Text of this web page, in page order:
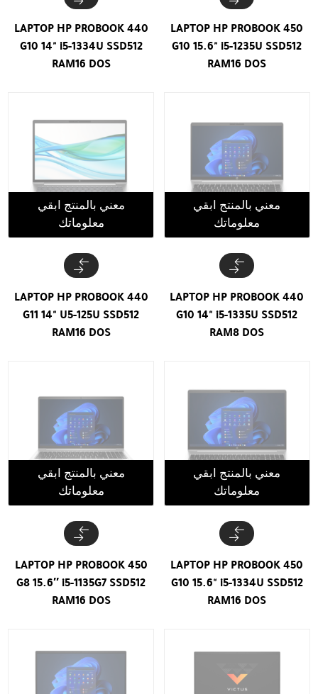
LAPTOP HP PROBOOK 450
G10 15.6" i5-1235U SSD512
RAM16 DOS
LAPTOP HP PROBOOK 440
G10 14" i5-1334U SSD512
RAM16 DOS
معني بالمنتج ابقي
معلوماتك
LAPTOP HP PROBOOK 440
G10 14" i5-1335U SSD512
RAM8 DOS
معني بالمنتج ابقي
معلوماتك
LAPTOP HP PROBOOK 440
G11 14" U5-125U SSD512
RAM16 DOS
معني بالمنتج ابقي
معلوماتك
LAPTOP HP PROBOOK 450
G10 15.6" i5-1334U SSD512
RAM16 DOS
معني بالمنتج ابقي
معلوماتك
LAPTOP HP PROBOOK 450
G8 15.6″ i5-1135G7 SSD512
RAM16 DOS